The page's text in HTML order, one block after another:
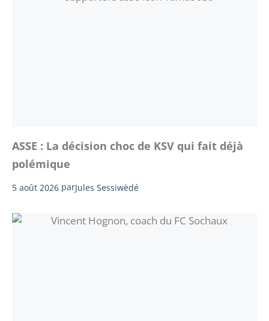
ASSE : La décision choc de KSV qui fait déjà
polémique
5 août 2026 parJules Sessiwèdé